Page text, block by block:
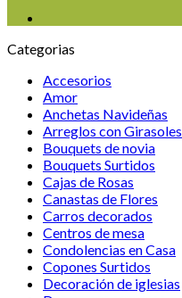
Categorias
Accesorios
Amor
Anchetas Navideñas
Arreglos con Girasoles
Bouquets de novia
Bouquets Surtidos
Cajas de Rosas
Canastas de Flores
Carros decorados
Centros de mesa
Condolencias en Casa
Copones Surtidos
Decoración de iglesias